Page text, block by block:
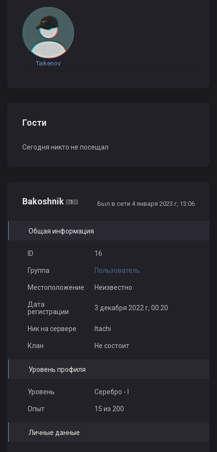
Taikenov
Гости
Сегодня никто не посещал
Bakoshnik Был в сети 4 января 2023 г, 13:06
Общая информация
ID 16
Группа Пользователь
Местоположение Неизвестно
Дата
регистрации
3 декабря 2022 г, 00:20
Ник на сервере Itachi
Клан Не состоит
Уровень профиля
Уровень Серебро - I
Опыт 15 из 200
Личные данные